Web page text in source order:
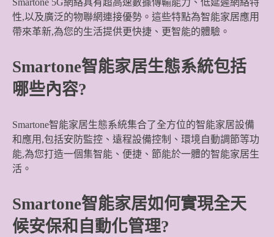
Smartone 5G網絡具有超高速數據傳輸能力、低延遲網絡特
性,以及廣泛的物聯網連接優勢。這些特點為智能家居應用
帶來革新,為您的生活提供更快捷、更智能的體驗。
Smartone智能家居生態系統包括
哪些內容?
Smartone智能家居生態系統集合了全方位的智能家居設備
和應用,包括安防監控、遠程設備控制、環境自動調節等功
能,為您打造一個集智能、便捷、節能於一體的智能家居生
活。
Smartone智能家居如何實現全天
候安保和自動化管理?